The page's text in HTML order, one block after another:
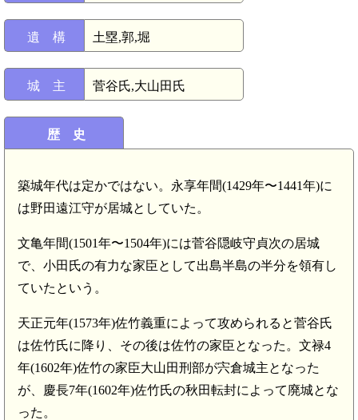
遺 構 土塁,郭,堀
城 主 菅谷氏,大山田氏
歴 史
築城年代は定かではない。永享年間(1429年〜1441年)に
は野田遠江守が居城としていた。
文亀年間(1501年〜1504年)には菅谷隠岐守貞次の居城
で、小田氏の有力な家臣として出島半島の半分を領有し
ていたという。
天正元年(1573年)佐竹義重によって攻められると菅谷氏
は佐竹氏に降り、その後は佐竹の家臣となった。文禄4
年(1602年)佐竹の家臣大山田刑部が宍倉城主となった
が、慶長7年(1602年)佐竹氏の秋田転封によって廃城とな
った。